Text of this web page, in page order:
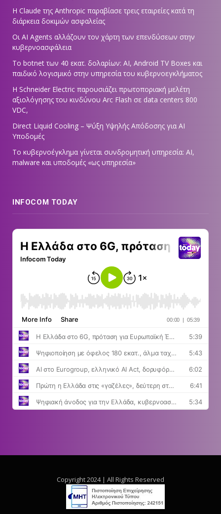
Η Claude της Anthropic παραβίασε τρεις εταιρείες κατά τη
διάρκεια δοκιμών ασφαλείας
Οι AI Agents αλλάζουν τον χάρτη των επενδύσεων στην
κυβερνοασφάλεια
Το botnet των 40 εκατ. δολαρίων: AI, Android TV Boxes και
παιδικό λογισμικό στην υπηρεσία του κυβερνοεγκλήματος
Η Schneider Electric παρουσιάζει πρωτοποριακή μελέτη
αξιολόγησης του κινδύνου Arc Flash σε data centers 800
VDC,
Direct Liquid Cooling – Ψύξη Υψηλής Απόδοσης για AI
Υποδομές
Το κυβερνοέγκλημα γίνεται συνδρομητική υπηρεσία: AI,
malware και υποδομές «ως υπηρεσία»
INFOCOM TODAY
Copyright 2024 | All Rights Reserved